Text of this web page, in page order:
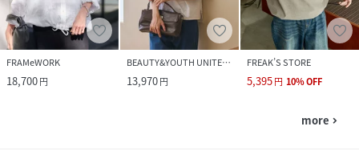
FRAMeWORK
18,700円
BEAUTY&YOUTH UNITED ARROWS
13,970円
FREAK’S STORE
5,395円 10%OFF
more navigate_next